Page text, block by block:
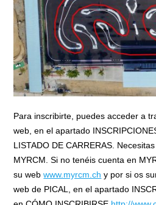
Para inscribirte, puedes acceder a
web, en el apartado
LISTADO DE CARRERAS.
MYRCM. Si no tenéis cuenta en
su webwww.myrcm.ch y por si os
web de PICAL, en el apartado